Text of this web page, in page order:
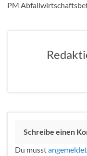
PM
Schreibe einen
Du musstangemeldet